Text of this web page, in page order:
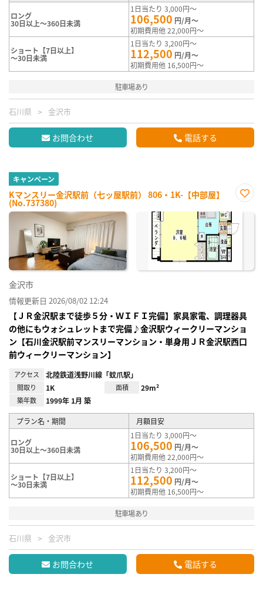
ロング
30日以上～360日未満
1日当たり 3,000円～
106,500 円/月～
初期費用他 22,000円～
ショート【7日以上】
～30日未満
1日当たり 3,200円～
112,500 円/月～
初期費用他 16,500円～
駐車場あり
石川県 金沢市
お問合わせ 電話する
キャンペーン
Kマンスリー金沢駅前（七ッ屋駅前） 806・1K-【中部屋】
(No.737380)
に入
り登
録
金沢市
情報更新日 2026/08/02 12:24
【ＪＲ金沢駅まで徒歩５分・ＷＩＦＩ完備】家具家電、調理器具
の他にもウォシュレットまで完備♪金沢駅ウィークリーマンショ
ン【石川金沢駅前マンスリーマンション・単身用ＪＲ金沢駅西口
前ウィークリーマンション】
アクセス 北陸鉄道浅野川線「蚊爪駅」
間取り 1K 面積 29m²
築年数 1999年 1月 築
プラン名・期間 月額目安
ロング
30日以上～360日未満
1日当たり 3,000円～
106,500 円/月～
初期費用他 22,000円～
ショート【7日以上】
～30日未満
1日当たり 3,200円～
112,500 円/月～
初期費用他 16,500円～
駐車場あり
石川県 金沢市
お問合わせ 電話する